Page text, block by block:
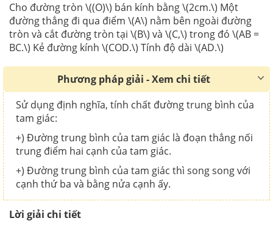
Cho đường tròn \((O)\) bán kính bằng \(2cm.\) Một
đường thẳng đi qua điểm \(A\) nằm bên ngoài đường
tròn và cắt đường tròn tại \(B\) và \(C,\) trong đó \(AB =
BC.\) Kẻ đường kính \(COD.\) Tính độ dài \(AD.\)
Phương pháp giải - Xem chi tiết
Sử dụng định nghĩa, tính chất đường trung bình của
tam giác:
+) Đường trung bình của tam giác là đoạn thẳng nối
trung điểm hai cạnh của tam giác.
+) Đường trung bình của tam giác thì song song với
cạnh thứ ba và bằng nửa cạnh ấy.
Lời giải chi tiết